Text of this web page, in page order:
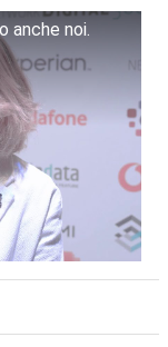
anche noi.